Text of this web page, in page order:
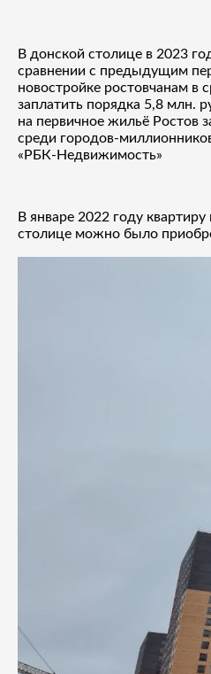
В донской столице в 2023
сравнении с предыдущим
новостройке ростовчанам в
заплатить порядка 5,8 млн.
на первичное жильё Ростов
среди городов-
«РБК-Недвижимость»
В январе 2022 году
столице можно было